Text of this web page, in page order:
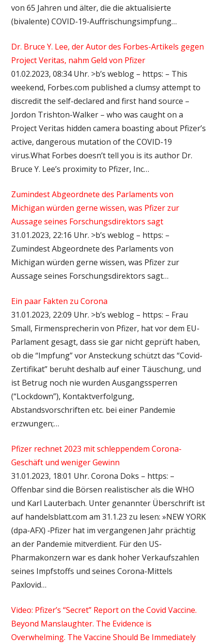
von 65 Jahren und älter, die die aktualisierte
(bivalente) COVID-19-Auffrischungsimpfung…
Dr. Bruce Y. Lee, der Autor des Forbes-Artikels gegen
Project Veritas, nahm Geld von Pfizer
01.02.2023, 08:34 Uhr. >b’s weblog – https: – This
weekend, Forbes.com published a clumsy attempt to
discredit the self-declared and first hand source –
Jordon Trishton-Walker – who was caught on a
Project Veritas hidden camera boasting about Pfizer’s
active, dangerous mutation of the COVID-19
virus.What Forbes doesn’t tell you is its author Dr.
Bruce Y. Lee’s proximity to Pfizer, Inc…
Zumindest Abgeordnete des Parlaments von
Michigan würden gerne wissen, was Pfizer zur
Aussage seines Forschungsdirektors sagt
31.01.2023, 22:16 Uhr. >b’s weblog – https: –
Zumindest Abgeordnete des Parlaments von
Michigan würden gerne wissen, was Pfizer zur
Aussage seines Forschungsdirektors sagt…
Ein paar Fakten zu Corona
31.01.2023, 22:09 Uhr. >b’s weblog – https: – Frau
Small, Firmensprecherin von Pfizer, hat vor dem EU-
Parlament gesagt, dass sie gar nicht geprüft haben,
ob die “Impfung” vor Ansteckung schützt das “Covid-
Zertifikat” beruht deshalb auf einer Täuschung, und
ist Betrug noch nie wurden Ausgangssperren
(“Lockdown”), Kontaktverfolgung,
Abstandsvorschriften etc. bei einer Pandemie
erzwungen;…
Pfizer rechnet 2023 mit schleppendem Corona-
Geschäft und weniger Gewinn
31.01.2023, 18:01 Uhr. Corona Doks – https: –
Offenbar sind die Börsen realistischer als die WHO
und Karl Lauterbach. Unter genannter Überschrift ist
auf handelsblatt.com am 31.1.23 zu lesen: »NEW YORK
(dpa-AFX) ‑Pfizer hat im vergangenen Jahr prächtig
an der Pandemie mitverdient. Für den US-
Pharmakonzern war es dank hoher Verkaufszahlen
seines Impfstoffs und seines Corona-Mittels
Paxlovid…
Video: Pfizer’s “Secret” Report on the Covid Vaccine.
Beyond Manslaughter. The Evidence is
Overwhelming. The Vaccine Should Be Immediately